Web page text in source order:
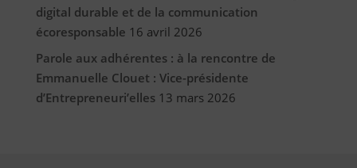
digital durable et de la communication
écoresponsable 16 avril 2026
Parole aux adhérentes : à la rencontre de
Emmanuelle Clouet : Vice-présidente
d’Entrepreneuri’elles 13 mars 2026